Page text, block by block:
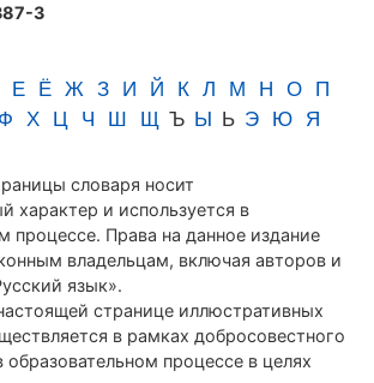
3
Е Ё Ж З И Й К Л М Н О П
Ф Х Ц Ч Ш Щ Ъ Ы Ь Э Ю Я
словаря носит
характер и используется в
процессе. Права на данное издание
владельцам, включая авторов и
язык».
странице иллюстративных
в рамках добросовестного
образовательном процессе в целях